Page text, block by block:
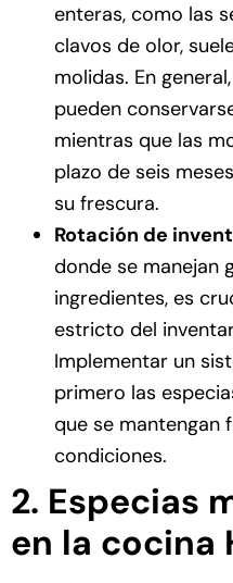
enteras, como las
clavos de olor,
molidas. En
pueden
mientras que las
plazo de seis
su frescura.
Rotación de
donde se manejan
ingredientes, es
estricto del
Implementar un
primero las
que se mantengan
condiciones.
2. Especias
en la cocina